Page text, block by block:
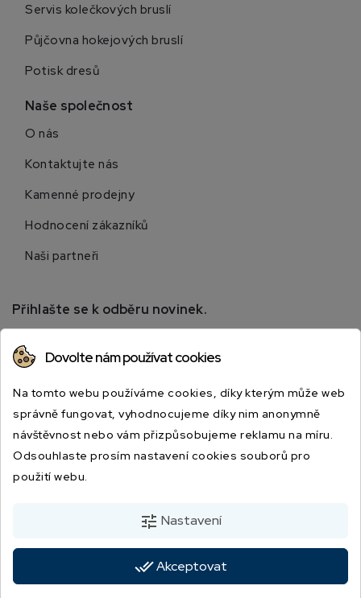
Servis kolečkových bruslí
Půjčovna hokejových bruslí
Potisk dresů
Naše společnost
O nás
Kontaktujte nás
Kamenné prodejny
Hodnocení zákazníků
Naši partneři
Přihlašte se k odběru novinek.
speciálních slevách.
Dovolte nám používat cookies
Na tomto webu používáme cookies, díky kterým může web
správně fungovat, vyhodnocujeme díky nim anonymně
návštěvnost nebo vám přizpůsobujeme reklamu na míru.
Odsouhlaste prosím nastavení cookies souborů pro
použití webu.
tune Nastavení
done_allAkceptovat